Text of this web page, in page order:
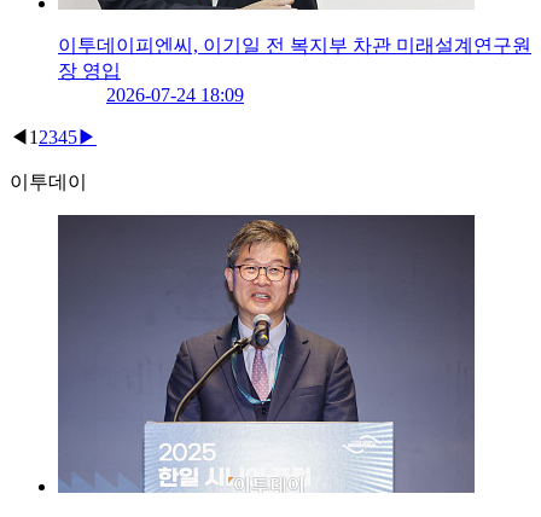
이투데이피엔씨, 이기일 전 복지부 차관 미래설계연구원
장 영입
2026-07-24 18:09
◀ 1 2345▶
이투데이